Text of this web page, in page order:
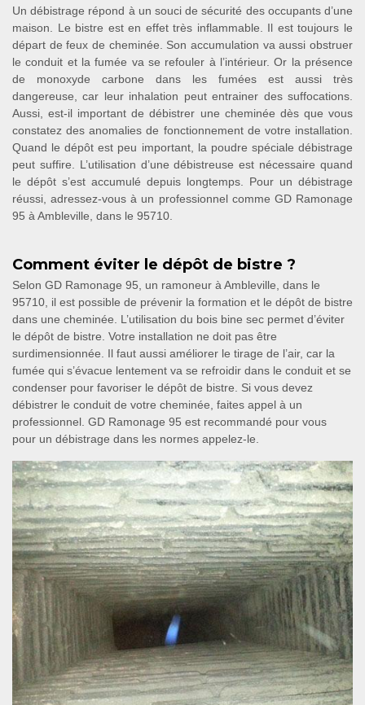
Un débistrage répond à un souci de sécurité des occupants d’une
maison. Le bistre est en effet très inflammable. Il est toujours le
départ de feux de cheminée. Son accumulation va aussi obstruer
le conduit et la fumée va se refouler à l’intérieur. Or la présence
de monoxyde carbone dans les fumées est aussi très
dangereuse, car leur inhalation peut entrainer des suffocations.
Aussi, est-il important de débistrer une cheminée dès que vous
constatez des anomalies de fonctionnement de votre installation.
Quand le dépôt est peu important, la poudre spéciale débistrage
peut suffire. L’utilisation d’une débistreuse est nécessaire quand
le dépôt s’est accumulé depuis longtemps. Pour un débistrage
réussi, adressez-vous à un professionnel comme GD Ramonage
95 à Ambleville, dans le 95710.
Comment éviter le dépôt de bistre ?
Selon GD Ramonage 95, un ramoneur à Ambleville, dans le
95710, il est possible de prévenir la formation et le dépôt de bistre
dans une cheminée. L’utilisation du bois bine sec permet d’éviter
le dépôt de bistre. Votre installation ne doit pas être
surdimensionnée. Il faut aussi améliorer le tirage de l’air, car la
fumée qui s’évacue lentement va se refroidir dans le conduit et se
condenser pour favoriser le dépôt de bistre. Si vous devez
débistrer le conduit de votre cheminée, faites appel à un
professionnel. GD Ramonage 95 est recommandé pour vous
pour un débistrage dans les normes appelez-le.